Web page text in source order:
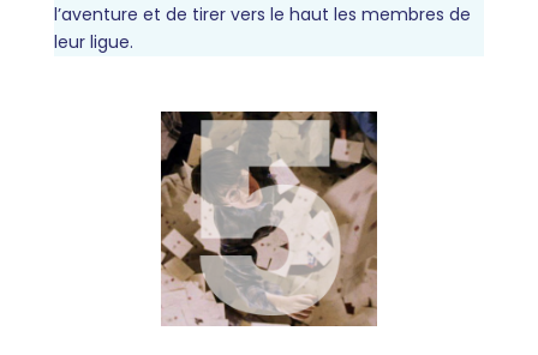
l’aventure et de tirer vers le haut les membres de
leur ligue.